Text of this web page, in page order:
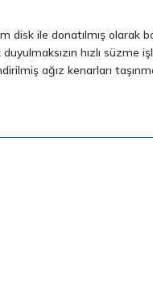
disk ile donatılmış olarak
hızlı süzme
ağız kenarları